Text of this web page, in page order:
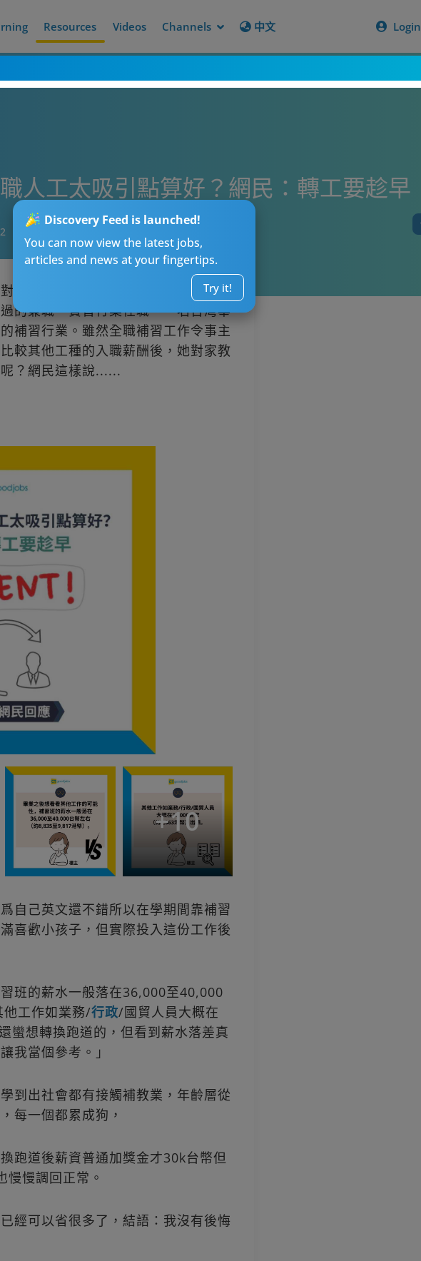
Resources Videos Channels 中文 Login
Discovery Feed is launched!
You can now view the latest jobs,
articles and news at your fingertips.
Try it!
人工太吸引點算好？網民：轉工要趁早
前路沒有方向，這時候，往往都會從
的兼職、實習行業任職。一名台灣畢
補習行業。雖然全職補習工作令事主
較其他工種的入職薪酬後，她對家教
？網民這樣說......
+10
自己英文還不錯所以在學期間靠補習
喜歡小孩子，但實際投入這份工作後
班的薪水一般落在36,000至40,000
工作如業務/行政/國貿人員大概在
蠻想轉換跑道的，但看到薪水落差真
我當個參考。」
到出社會都有接觸補教業，年齡層從
每一個都累成狗，
跑道後薪資普通加獎金才30k台幣但
慢慢調回正常。
經可以省很多了，結語：我沒有後悔